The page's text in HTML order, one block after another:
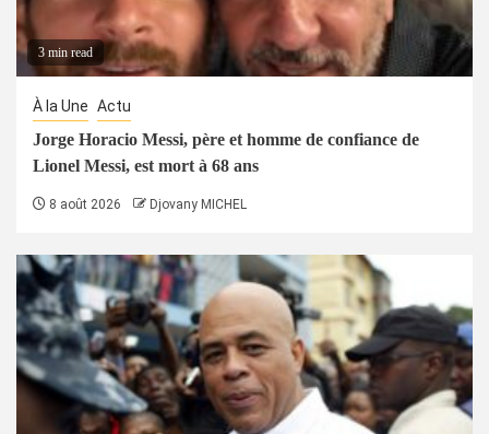
3 min read
À la Une Actu
Jorge Horacio Messi, père et homme de confiance de
Lionel Messi, est mort à 68 ans
8 août 2026 Djovany MICHEL